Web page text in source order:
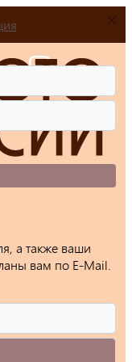
а также ваши
вам по E-Mail.